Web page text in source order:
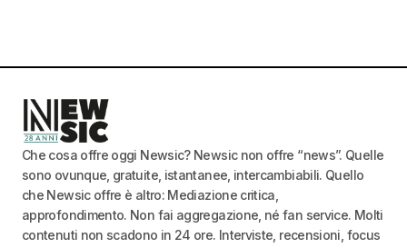
Che cosa offre oggi Newsic? Newsic non offre “news”. Quelle
sono ovunque, gratuite, istantanee, intercambiabili. Quello
che Newsic offre è altro: Mediazione critica,
approfondimento. Non fai aggregazione, né fan service. Molti
contenuti non scadono in 24 ore. Interviste, recensioni, focus